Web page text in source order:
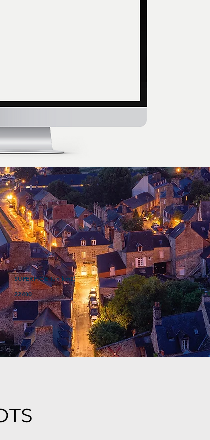
SUPERFICIE (en km2)
22400